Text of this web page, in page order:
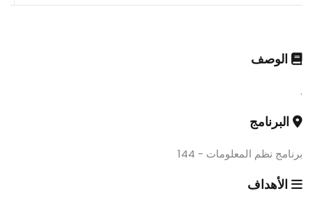
الوصف
.
البرنامج
برنامج نظم المعلومات - 144
الأهداف